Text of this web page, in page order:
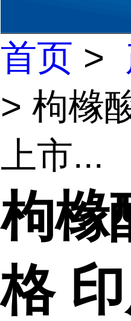
首页 >
> 枸橼
上市...
枸橼
格